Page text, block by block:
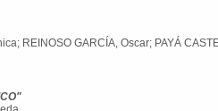
REINOSO GARCÍA, Oscar; PAYÁ